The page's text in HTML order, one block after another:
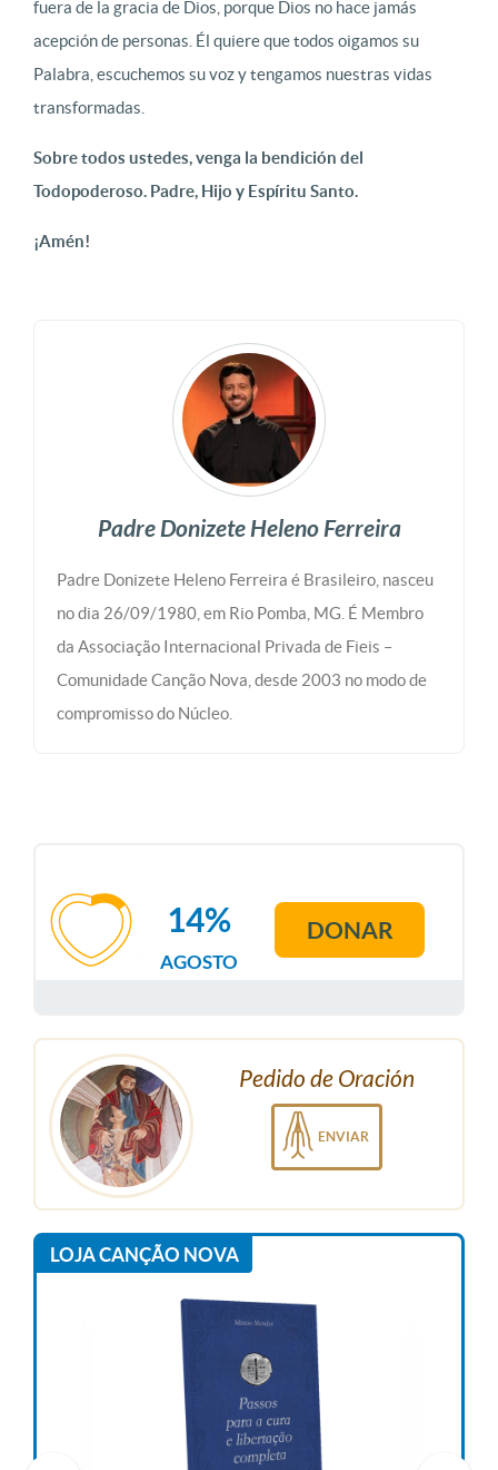
fuera de la gracia de Dios, porque Dios no hace jamás
acepción de personas. Él quiere que todos oigamos su
Palabra, escuchemos su voz y tengamos nuestras vidas
transformadas.
Sobre todos ustedes, venga la bendición del
Todopoderoso. Padre, Hijo y Espíritu Santo.
¡Amén!
Padre Donizete Heleno Ferreira
Padre Donizete Heleno Ferreira é Brasileiro, nasceu
no dia 26/09/1980, em Rio Pomba, MG. É Membro
da Associação Internacional Privada de Fieis –
Comunidade Canção Nova, desde 2003 no modo de
compromisso do Núcleo.
AGOSTO
14% DONAR
Pedido de Oración
ENVIAR
LOJA CANÇÃO NOVA